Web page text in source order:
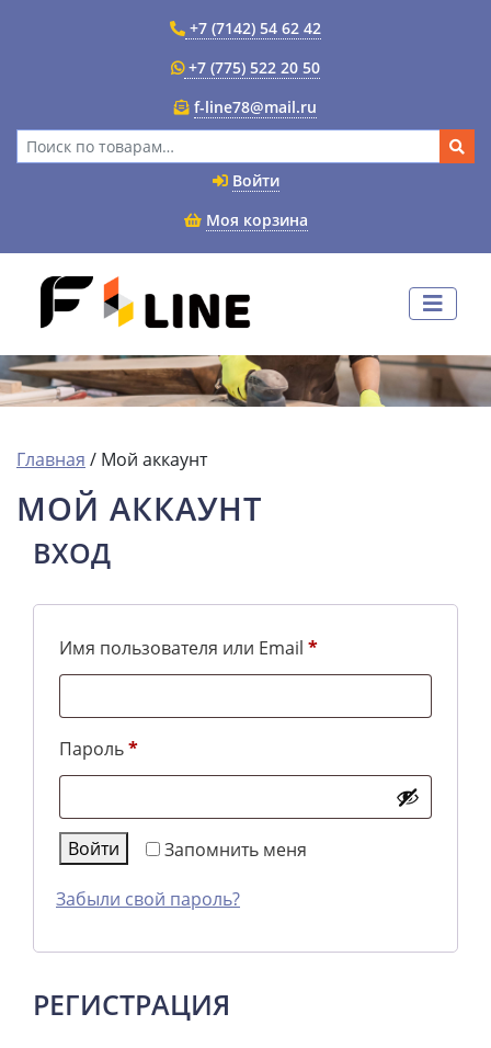
+7 (7142) 54 62 42
+7 (775) 522 20 50
f-line78@mail.ru
Искать:
Войти
Моя корзина
Главная / Мой аккаунт
МОЙ АККАУНТ
ВХОД
Имя пользователя или Email *Обязательно
Пароль*Обязательно
Запомнить меня
Войти
Забыли свой пароль?
РЕГИСТРАЦИЯ